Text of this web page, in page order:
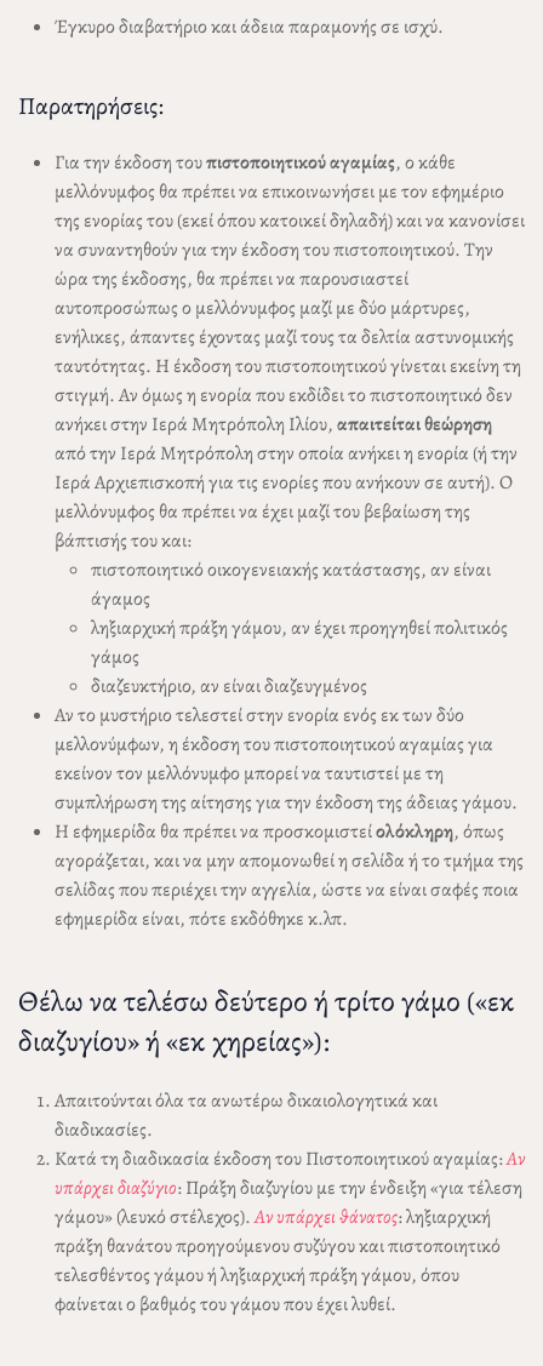
Έγκυρο διαβατήριο και άδεια παραμονής σε ισχύ.
Παρατηρήσεις:
Για την έκδοση τουπιστοποιητικού αγαμίας, ο κάθε
μελλόνυμφος θα πρέπει να επικοινωνήσει με τον εφημέριο
της ενορίας του (εκεί όπου κατοικεί δηλαδή) και να κανονίσει
να συναντηθούν για την έκδοση του πιστοποιητικού. Την
ώρα της έκδοσης, θα πρέπει να παρουσιαστεί
αυτοπροσώπως ο μελλόνυμφος μαζί με δύο μάρτυρες,
ενήλικες, άπαντες έχοντας μαζί τους τα δελτία αστυνομικής
ταυτότητας. Η έκδοση του πιστοποιητικού γίνεται εκείνη τη
στιγμή. Αν όμως η ενορία που εκδίδει το πιστοποιητικό δεν
ανήκει στην Ιερά Μητρόπολη Ιλίου,απαιτείται θεώρηση
από την Ιερά Μητρόπολη στην οποία ανήκει η ενορία (ή την
Ιερά Αρχιεπισκοπή για τις ενορίες που ανήκουν σε αυτή). Ο
μελλόνυμφος θα πρέπει να έχει μαζί του βεβαίωση της
βάπτισής του και:
πιστοποιητικό οικογενειακής κατάστασης, αν είναι
άγαμος
ληξιαρχική πράξη γάμου, αν έχει προηγηθεί πολιτικός
γάμος
διαζευκτήριο, αν είναι διαζευγμένος
Αν το μυστήριο τελεστεί στην ενορία ενός εκ των δύο
μελλονύμφων, η έκδοση του πιστοποιητικού αγαμίας για
εκείνον τον μελλόνυμφο μπορεί να ταυτιστεί με τη
συμπλήρωση της αίτησης για την έκδοση της άδειας γάμου.
Η εφημερίδα θα πρέπει να προσκομιστείολόκληρη, όπως
αγοράζεται, και να μην απομονωθεί η σελίδα ή το τμήμα της
σελίδας που περιέχει την αγγελία, ώστε να είναι σαφές ποια
εφημερίδα είναι, πότε εκδόθηκε κ.λπ.
Θέλω να τελέσω δεύτερο ή τρίτο γάμο («εκ
διαζυγίου» ή «εκ χηρείας»):
Απαιτούνται όλα τα ανωτέρω δικαιολογητικά και
διαδικασίες.
Κατά τη διαδικασία έκδοση του Πιστοποιητικού αγαμίας:Αν
υπάρχει διαζύγιο: Πράξη διαζυγίου με την ένδειξη «για τέλεση
γάμου» (λευκό στέλεχος).Αν υπάρχει θάνατος: ληξιαρχική
πράξη θανάτου προηγούμενου συζύγου και πιστοποιητικό
τελεσθέντος γάμου ή ληξιαρχική πράξη γάμου, όπου
φαίνεται ο βαθμός του γάμου που έχει λυθεί.